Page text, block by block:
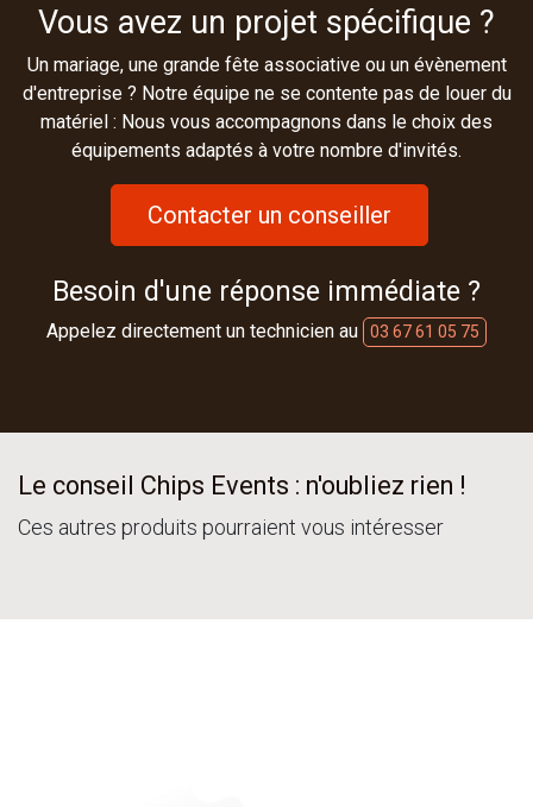
Vous avez un projet spécifique ?
Un mariage, une grande fête associative ou un évènement
d'entreprise ? Notre équipe ne se contente pas de louer du
matériel : Nous vous accompagnons dans le choix des
équipements adaptés à votre nombre d'invités.
Contacter un conseiller
Besoin d'une réponse immédiate ?
Appelez directement un technicien au 03 67 61 05 75
Le conseil Chips Events : n'oubliez rien !
Ces autres produits pourraient vous intéresser